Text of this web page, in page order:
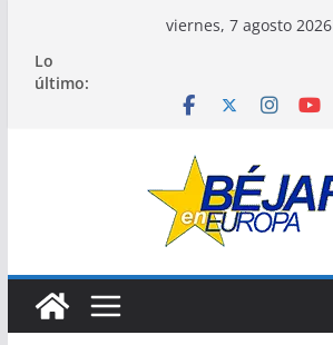
contenido
viernes, 7 agosto 2026
Lo
último: